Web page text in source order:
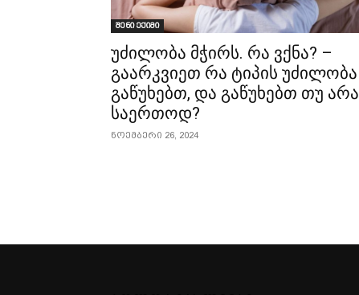
შენი ექიმი
უძილობა მჭირს. რა ვქნა? –
გაარკვიეთ რა ტიპის უძილობა
გაწუხებთ, და გაწუხებთ თუ არა
საერთოდ?
ნოემბერი 26, 2024